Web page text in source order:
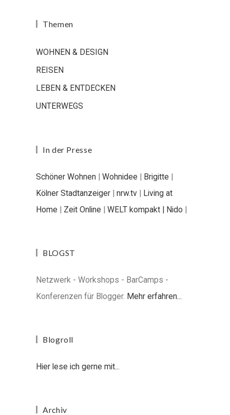
Themen
WOHNEN & DESIGN
REISEN
LEBEN & ENTDECKEN
UNTERWEGS
In der Presse
Schöner Wohnen | Wohnidee | Brigitte |
Kölner Stadtanzeiger | nrw.tv | Living at
Home | Zeit Online | WELT kompakt | Nido |
BLOGST
Netzwerk - Workshops - BarCamps -
Konferenzen für Blogger. Mehr erfahren...
Blogroll
Hier lese ich gerne mit...
Archiv